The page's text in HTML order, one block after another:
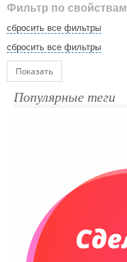
Фильтр по свойствам
сбросить все фильтры
сбросить все фильтры
Показать
Популярные теги